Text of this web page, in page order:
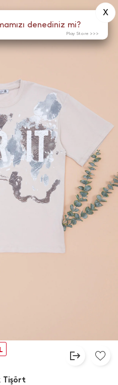
Tişört
denediniz mi?
X
Play Store >>>